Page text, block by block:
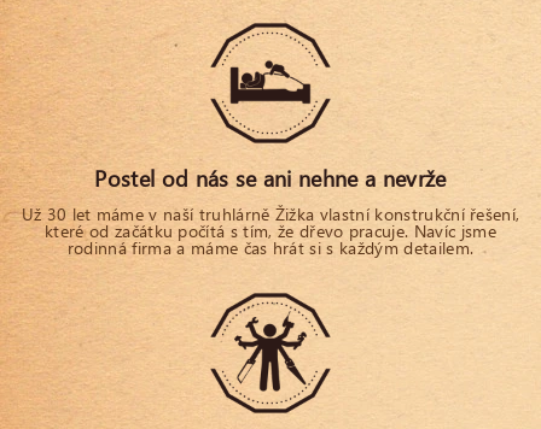
Postel od nás se ani nehne a nevrže
Už 30 let máme v naší truhlárně Žižka vlastní konstrukční řešení,
které od začátku počítá s tím, že dřevo pracuje. Navíc jsme
rodinná firma a máme čas hrát si s každým detailem.